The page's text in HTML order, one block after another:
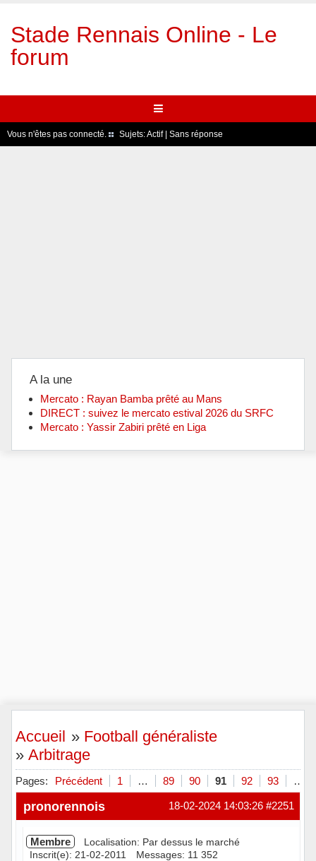
Stade Rennais Online - Le
forum
Vous n'êtes pas connecté. Sujets:Actif| Sans réponse
A la une
Mercato : Rayan Bamba prêté au Mans
DIRECT : suivez le mercato estival 2026 du SRFC
Mercato : Yassir Zabiri prêté en Liga
Accueil » Football généraliste
» Arbitrage
Pages: Précédent 1 … 89 90 91 92 93 …
#2251
18-02-2024 14:03:26
pronorennois
Membre
Localisation: Par dessus le marché
Inscrit(e): 21-02-2011
Messages: 11 352